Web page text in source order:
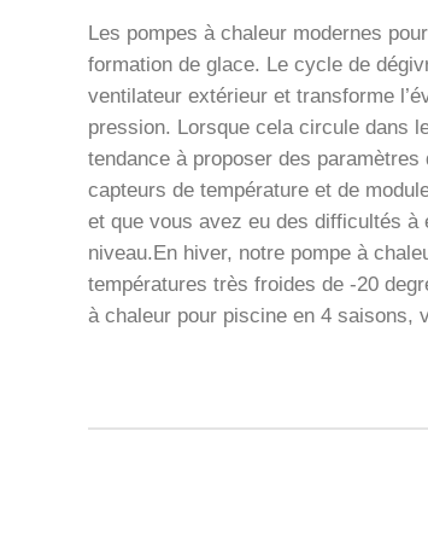
Les pompes à chaleur modernes
formation de glace. Le cycle de
ventilateur extérieur et transforme
pression. Lorsque cela circule dans
tendance à proposer des
capteurs de température et de
et que vous avez eu des difficultés
niveau.En hiver, notre pompe à
températures très froides de -20
à chaleur pour piscine en 4 saisons,